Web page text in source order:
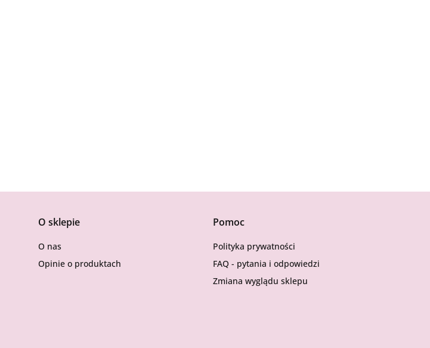
GUAM
O sklepie
O nas
Opinie o produktach
Pomoc
Polityka prywatności
FAQ - pytania i odpowiedzi
Zmiana wyglądu sklepu